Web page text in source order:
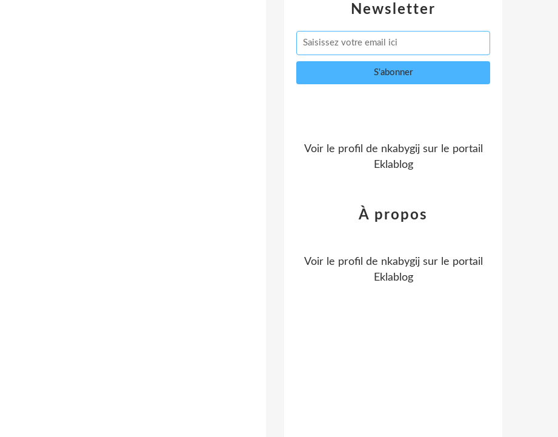
Newsletter
Voir le profil de nkabygijsur le portail
Eklablog
À propos
Voir le profil de nkabygijsur le portail
Eklablog